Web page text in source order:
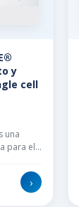
y
cell
una
para el
células
›